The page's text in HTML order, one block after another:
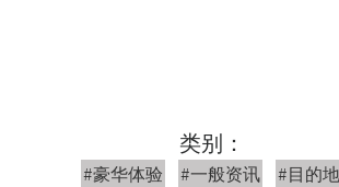
类别：
#豪华体验 #一般资讯 #目的地